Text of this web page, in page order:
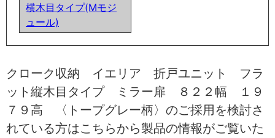
横木目タイプ(Mモジ
ュール)
クローク収納 イエリア 折戸ユニット フラ
ット縦木目タイプ ミラー扉 ８２２幅 １９
７９高 〈トープグレー柄〉のご採用を検討さ
れている方はこちらから製品の情報がご覧いた